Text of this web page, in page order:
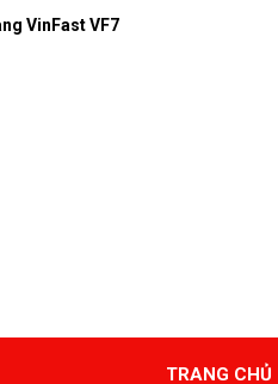
VinFast VF7
TRANG CHỦ